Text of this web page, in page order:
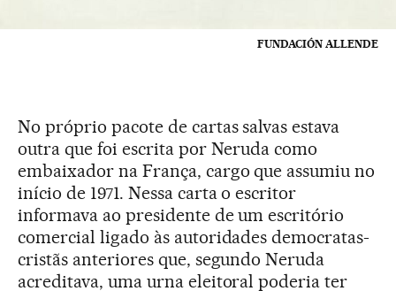
FUNDACIÓN ALLENDE
No próprio pacote de cartas salvas estava
outra que foi escrita por Neruda como
embaixador na França, cargo que assumiu no
início de 1971. Nessa carta o escritor
informava ao presidente de um escritório
comercial ligado às autoridades democratas-
cristãs anteriores que, segundo Neruda
acreditava, uma urna eleitoral poderia ter